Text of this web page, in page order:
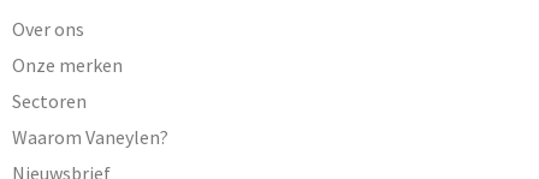
Over ons
Onze merken
Sectoren
Waarom Vaneylen?
Nieuwsbrief